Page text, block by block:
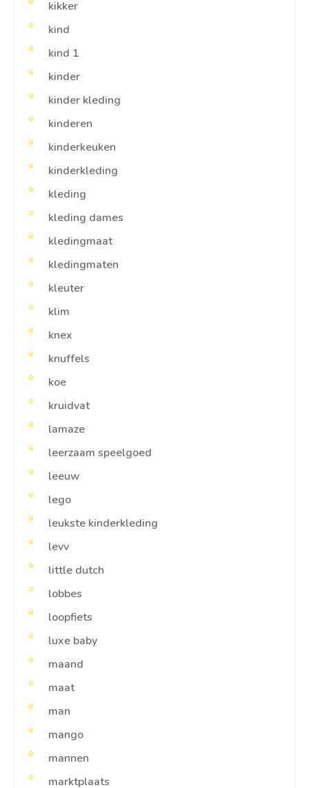
kikker
kind
kind 1
kinder
kinder kleding
kinderen
kinderkeuken
kinderkleding
kleding
kleding dames
kledingmaat
kledingmaten
kleuter
klim
knex
knuffels
koe
kruidvat
lamaze
leerzaam speelgoed
leeuw
lego
leukste kinderkleding
levv
little dutch
lobbes
loopfiets
luxe baby
maand
maat
man
mango
mannen
marktplaats